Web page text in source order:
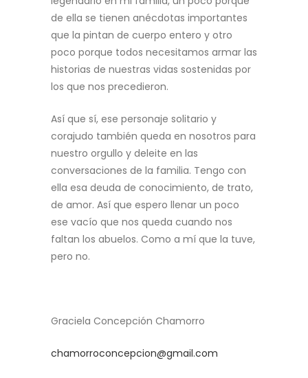
de ella se tienen anécdotas importantes
que la pintan de cuerpo entero y otro
poco porque todos necesitamos armar las
historias de nuestras vidas sostenidas por
los que nos precedieron.
Así que sí, ese personaje solitario y
corajudo también queda en nosotros para
nuestro orgullo y deleite en las
conversaciones de la familia. Tengo con
ella esa deuda de conocimiento, de trato,
de amor. Así que espero llenar un poco
ese vacío que nos queda cuando nos
faltan los abuelos. Como a mí que la tuve,
pero no.
Graciela Concepción Chamorro
chamorroconcepcion@gmail.com